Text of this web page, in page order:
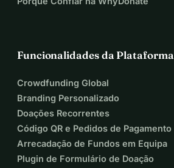
Funcionalidades da Plataforma
Crowdfunding Global
Branding Personalizado
Doações Recorrentes
Código QR e Pedidos de Pagamento
Arrecadação de Fundos em Equipa
Plugin de Formulário de Doação